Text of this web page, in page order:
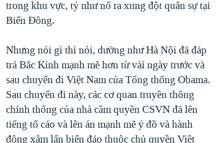
trong khu vực, tỷ như nổ ra xung đột quân sự tại
Biển Đông.
Nhưng nói gì thì nói, dường như Hà Nội đã đáp
trả Bắc Kinh mạnh mẽ hơn từ vàì ngày trước và
sau chuyến đi Việt Nam của Tổng thống Obama.
Sau chuyến đi này, các cơ quan truyền thông
chính thống của nhà cầm quyền CSVN đã lên
tiếng tố cáo và lên án mạnh mẽ ý đồ và hành
động xâm lấn biển đảo thuộc chủ quyền Việt